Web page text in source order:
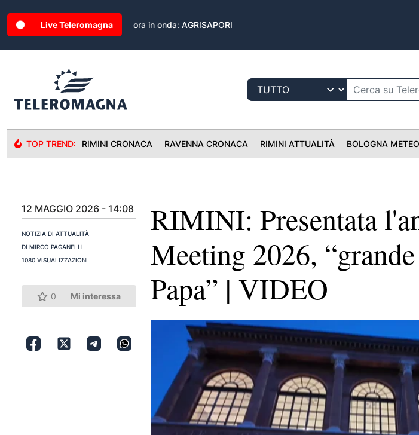
Live Teleromagna ora in onda: AGRISAPORI
TOP TREND: RIMINI CRONACA RAVENNA CRONACA RIMINI ATTUALITÀ BOLOGNA
12 MAGGIO 2026 - 14:08
NOTIZIA DI ATTUALITÀ
DI MIRCO PAGANELLI
1080 VISUALIZZAZIONI
0 Mi interessa
RIMINI: Presentata
Meeting 2026,
Papa” | VIDEO